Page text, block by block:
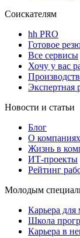
Соискателям
hh PRO
Готовое
Все сервисы
Хочу у вас
Экспертная
Новости и статьи
Блог
О
Жизнь в
ИТ-проекты
Рейтинг
Молодым
Карьера для
Школа
Карьера в